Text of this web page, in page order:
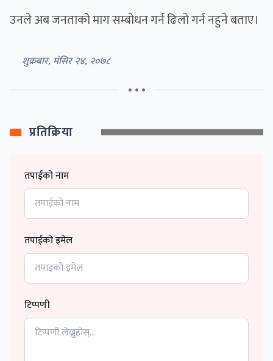
उनले अब जनताको माग सम्बोधन गर्न ढिलो गर्न नहुने बताए।
शुक्रबार, मंसिर २४, २०७८
• • •
प्रतिक्रिया
तपाईको नाम
तपाईको इमेल
टिप्पणी